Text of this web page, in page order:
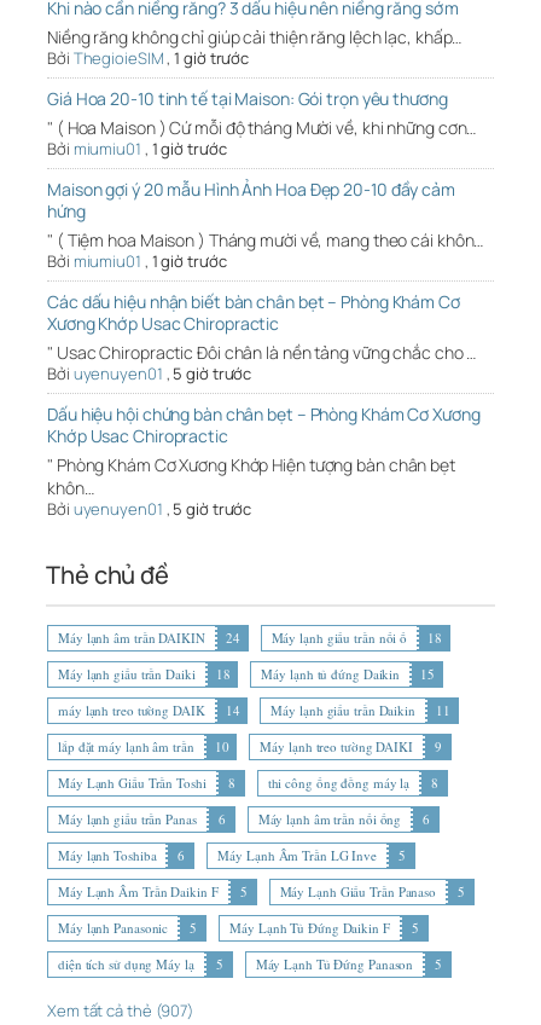
Khi nào cần niềng răng? 3 dấu hiệu nên niềng răng sớm
Niềng răng không chỉ giúp cải thiện răng lệch lạc, khấp…
Bởi ThegioieSIM,1 giờ trước
Giá Hoa 20-10 tinh tế tại Maison: Gói trọn yêu thương
" ( Hoa Maison ) Cứ mỗi độ tháng Mười về, khi những cơn…
Bởi miumiu01 , 1 giờ trước
Maison gợi ý 20 mẫu Hình Ảnh Hoa Đẹp 20-10 đầy cảm
hứng
" ( Tiệm hoa Maison ) Tháng mười về, mang theo cái khôn…
Bởi miumiu01 , 1 giờ trước
Các dấu hiệu nhận biết bàn chân bẹt – Phòng Khám Cơ
Xương Khớp Usac Chiropractic
" Usac Chiropractic Đôi chân là nền tảng vững chắc cho …
Bởi uyenuyen01 , 5 giờ trước
Dấu hiệu hội chứng bàn chân bẹt – Phòng Khám Cơ Xương
Khớp Usac Chiropractic
" Phòng Khám Cơ Xương Khớp Hiện tượng bàn chân bẹt
khôn…
Bởi uyenuyen01 , 5 giờ trước
Thẻ chủ đề
Máy lạnh âm trần DAIKIN 24 Máy lạnh giấu trần nối ố
18
Máy lạnh giấu trần Daiki
18 Máy lạnh tủ đứng Daikin
15
máy lạnh treo tường DAIK
14 Máy lạnh giấu trần Daikin
11
lắp đặt máy lạnh âm trần
10 Máy lạnh treo tường DAIKI
9
Máy Lạnh Giấu Trần Toshi
8 thi công ống đồng máy lạ
8
Máy lạnh giấu trần Panas
6 Máy lạnh âm trần nối ống
6
Máy lạnh Toshiba
6 Máy Lạnh Âm Trần LG Inve
5
Máy Lạnh Âm Trần Daikin F
5 Máy Lạnh Giấu Trần Panaso
5
Máy lạnh Panasonic
5 Máy Lạnh Tủ Đứng Daikin F
5
diện tích sử dụng Máy lạ
5 Máy Lạnh Tủ Đứng Panason 5
Xem tất cả thẻ (907)